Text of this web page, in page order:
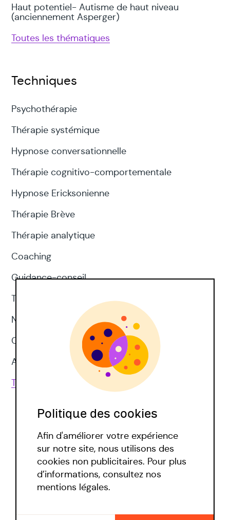
Haut potentiel- Autisme de haut niveau
(anciennement Asperger)
Toutes les thématiques
Techniques
Psychothérapie
Thérapie systémique
Hypnose conversationnelle
Thérapie cognitivo-comportementale
Hypnose Ericksonienne
Thérapie Brève
Thérapie analytique
Coaching
Guidance-conseil
Thérapie d'acceptation et d'engagement
Neuropsychologie
CNV
Approches corporelles
Toutes les techniques
Politique covid
Politique des cookies
Afin d'améliorer votre expérience
sur notre site, nous utilisons des
cookies non publicitaires. Pour plus
d’informations, consultez nos
mentions légales.